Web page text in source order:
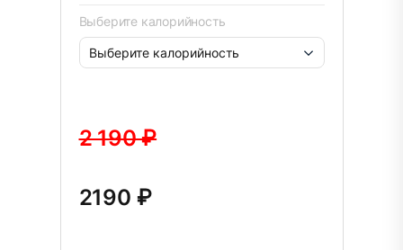
Выберите калорийность
2 190 ₽
2190 ₽